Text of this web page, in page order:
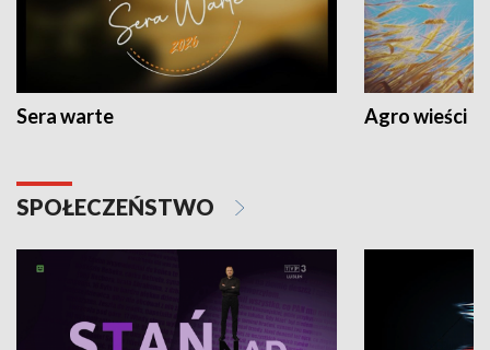
Sera warte Agro wieści
SPOŁECZEŃSTWO